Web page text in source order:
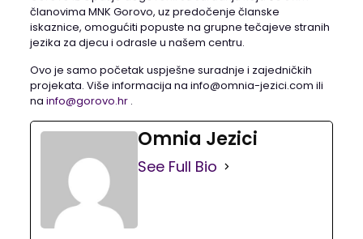
članovima MNK Gorovo, uz predočenje članske
iskaznice, omogućiti popuste na grupne tečajeve stranih
jezika za djecu i odrasle u našem centru.
Ovo je samo početak uspješne suradnje i zajedničkih
projekata. Više informacija na info@omnia-jezici.com ili
na info@gorovo.hr.
Omnia Jezici
See Full Bio